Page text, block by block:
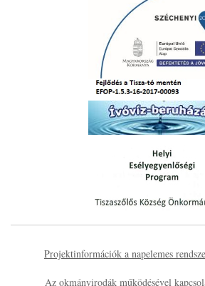
Projektinformációk a napelemes
Az okmányirodák működésével